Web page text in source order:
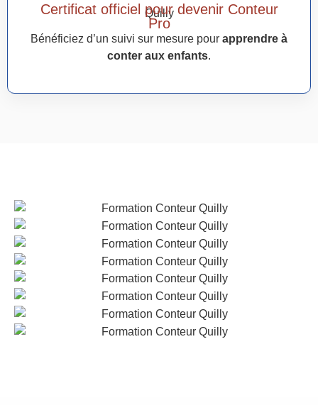
Certificat officiel pour devenir Conteur
Pro
Bénéficiez d’un suivi sur mesure pour apprendre à
conter aux enfants.